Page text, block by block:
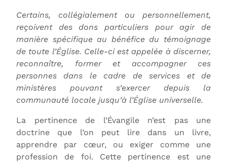
Certains, collégialement ou personnellement,
reçoivent des dons particuliers pour agir de
manière spécifique au bénéfice du témoignage
de toute l’Église. Celle-ci est appelée à discerner,
reconnaître, former et accompagner ces
personnes dans le cadre de services et de
ministères pouvant s’exercer depuis la
communauté locale jusqu’à l’Église universelle.
La pertinence de l’Évangile n’est pas une
doctrine que l’on peut lire dans un livre,
apprendre par cœur, ou exiger comme une
profession de foi. Cette pertinence est une